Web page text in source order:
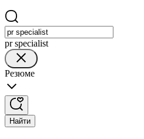
pr specialist
Резюме
Найти